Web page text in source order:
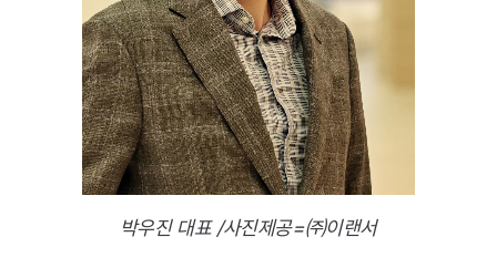
박우진 대표 /사진제공=㈜이랜서